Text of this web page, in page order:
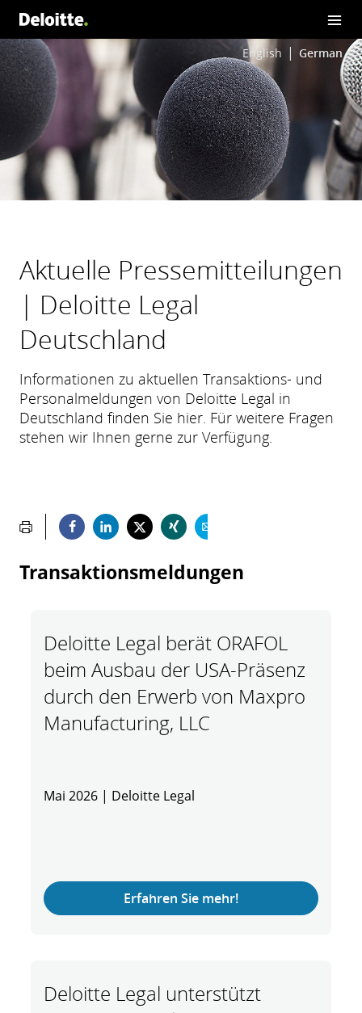
English German
Aktuelle Pressemitteilungen
| Deloitte Legal
Deutschland
Informationen zu aktuellen Transaktions- und
Personalmeldungen von Deloitte Legal in
Deutschland finden Sie hier. Für weitere Fragen
stehen wir Ihnen gerne zur Verfügung.
Transaktionsmeldungen
Deloitte Legal berät ORAFOL
beim Ausbau der USA-Präsenz
durch den Erwerb von Maxpro
Manufacturing, LLC
Mai 2026 | Deloitte Legal
Erfahren Sie mehr!
Deloitte Legal unterstützt